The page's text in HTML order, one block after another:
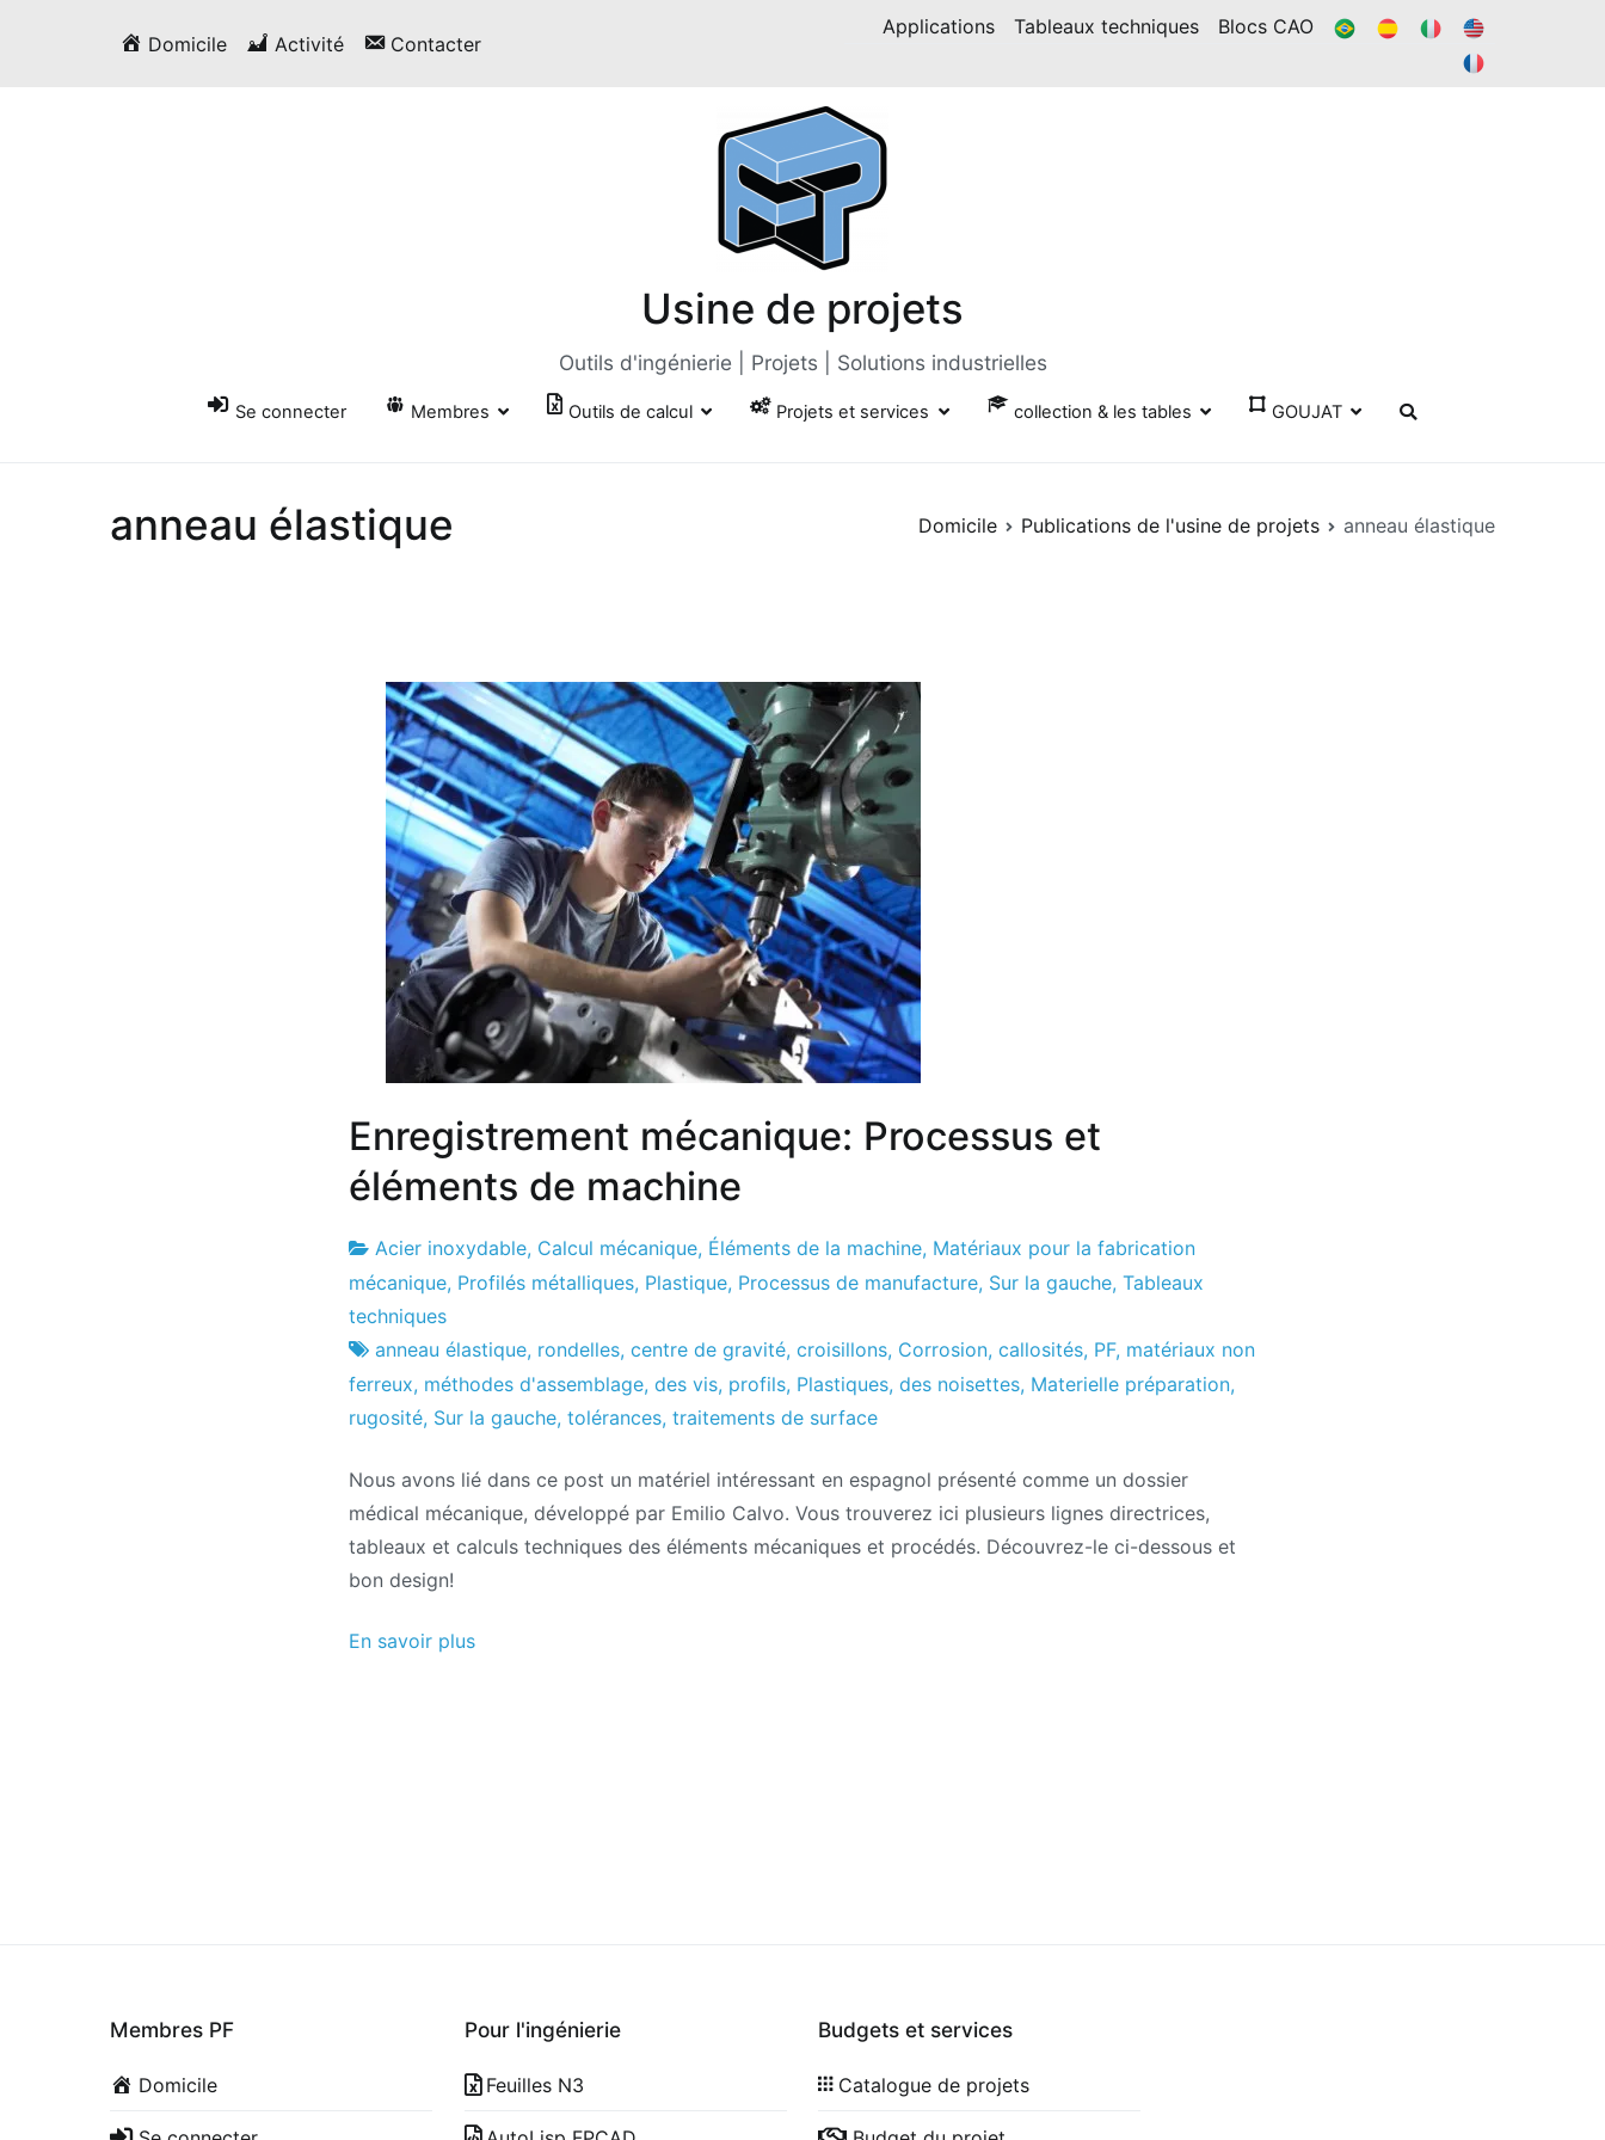
Domicile Activité Contacter
Applications Tableaux techniques Blocs CAO BR ES
Usine de projets
Outils d'ingénierie | Projets | Solutions industrielles
Se connecter Membres Outils de calcul Projets et services collection & les tables GOUJAT
anneau élastique Domicile Publications de l'usine de projets anneau élastique
Enregistrement mécanique: Processus et
éléments de machine
Usine
de
projets
26
le
mois
d'octobre
2011
Acier inoxydable, Calcul mécanique, Éléments de la machine, Matériaux pour la fabrication
mécanique, Profilés métalliques, Plastique, Processus de manufacture, Sur la gauche, Tableaux
techniques
anneau élastique, rondelles, centre de gravité, croisillons, Corrosion, callosités, PF, matériaux non
ferreux, méthodes d'assemblage, des vis, profils, Plastiques, des noisettes, Materielle préparation,
rugosité, Sur la gauche, tolérances, traitements de surface
Nous avons lié dans ce post un matériel intéressant en espagnol présenté comme un dossier
médical mécanique, développé par Emilio Calvo. Vous trouverez ici plusieurs lignes directrices,
tableaux et calculs techniques des éléments mécaniques et procédés. Découvrez-le ci-dessous et
bon design!
En savoir plus
Membres PF
Domicile
Pour l'ingénierie
Feuilles N3
Budgets et services
Catalogue de projets